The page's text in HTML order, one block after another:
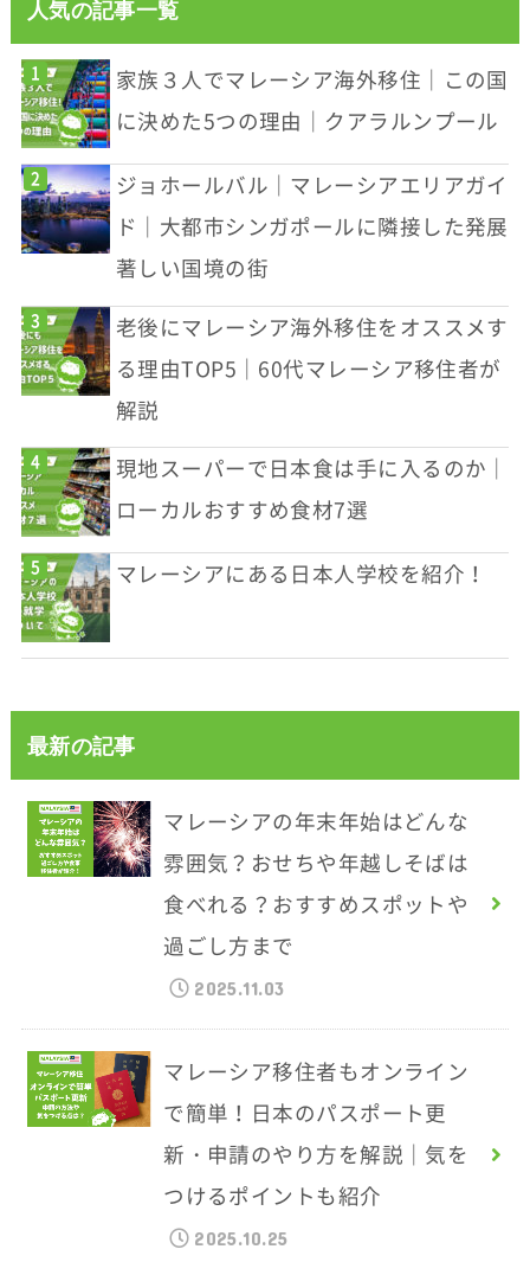
人気の記事一覧
家族３人でマレーシア海外移住｜この国
に決めた5つの理由｜クアラルンプール
ジョホールバル｜マレーシアエリアガイ
ド｜大都市シンガポールに隣接した発展
著しい国境の街
老後にマレーシア海外移住をオススメす
る理由TOP5｜60代マレーシア移住者が
解説
現地スーパーで日本食は手に入るのか｜
ローカルおすすめ食材7選
マレーシアにある日本人学校を紹介！
最新の記事
マレーシアの年末年始はどんな
雰囲気？おせちや年越しそばは
食べれる？おすすめスポットや
過ごし方まで
2025.11.03
マレーシア移住者もオンライン
で簡単！日本のパスポート更
新・申請のやり方を解説｜気を
つけるポイントも紹介
2025.10.25